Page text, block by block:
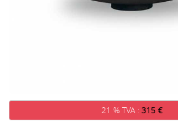
21 % TVA : 315 €